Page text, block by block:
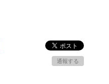
通報する